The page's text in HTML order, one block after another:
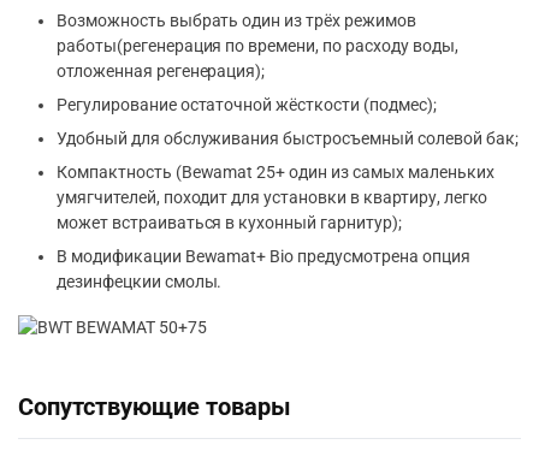
Возможность выбрать один из трёх режимов
работы(регенерация по времени, по расходу воды,
отложенная регенерация);
Регулирование остаточной жёсткости (подмес);
Удобный для обслуживания быстросъемный солевой бак;
Компактность (Bewamat 25+ один из самых маленьких
умягчителей, походит для установки в квартиру, легко
может встраиваться в кухонный гарнитур);
В модификации Bewamat+ Bio предусмотрена опция
дезинфецкии смолы.
Сопутствующие товары